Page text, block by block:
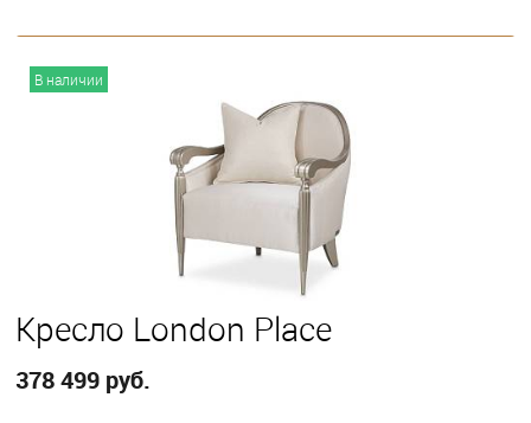
В наличии
Кресло London Place
378 499 руб.